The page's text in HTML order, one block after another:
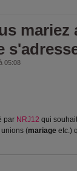
mariez
05:08
par NRJ12 qui
(mariage etc.)